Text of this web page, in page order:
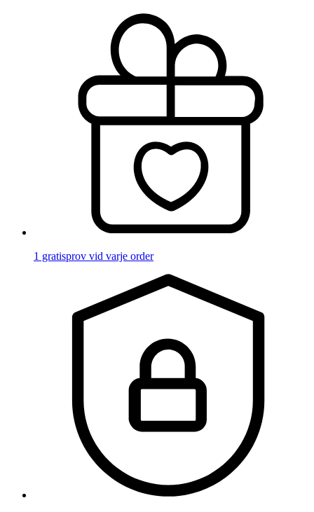
1 gratisprov vid varje order